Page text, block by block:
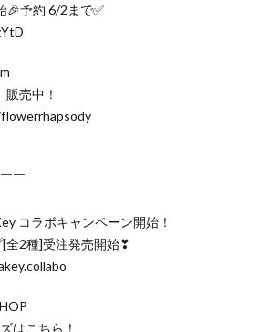
予約 6/2まで✅
売中！
￣
コラボキャンペーン開始！
2種]受注発売開始❣
こちら！